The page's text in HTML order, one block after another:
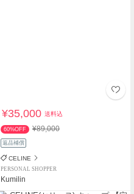
¥35,000送料込
60%OFF ¥89,000
返品補償
CELINE
PERSONAL SHOPPER
Kumilin